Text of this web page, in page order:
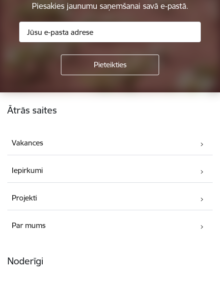
Piesakies jaunumu saņemšanai savā e-pastā.
Kājene
Ātrās saites
Vakances
Iepirkumi
Projekti
Par mums
Noderīgi